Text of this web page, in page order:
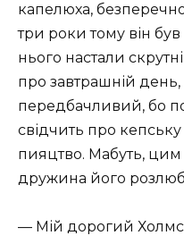
капелюха,
три роки тому він
нього настали
про завтрашній
передбачливий, бо
свідчить про
пияцтво. Мабуть,
дружина його
— Мій дорогий